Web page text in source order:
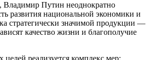
Владимир Путин неоднократно
развития национальной экономики и
стратегически значимой продукции —
качество жизни и благополучие